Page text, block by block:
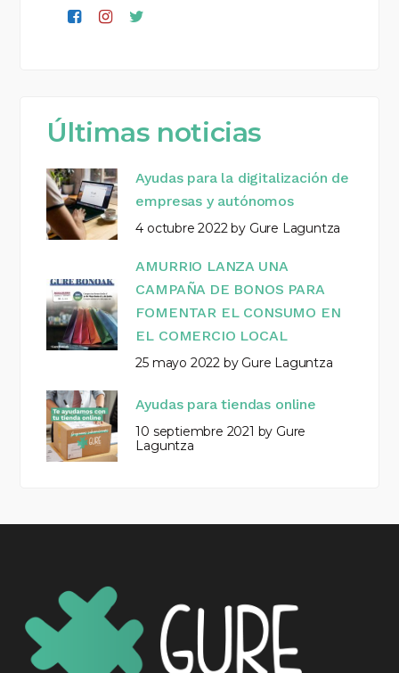
Últimas noticias
Ayudas para la digitalización de
empresas y autónomos
4 octubre 2022 by Gure Laguntza
AMURRIO LANZA UNA
CAMPAÑA DE BONOS PARA
FOMENTAR EL CONSUMO EN
EL COMERCIO LOCAL
25 mayo 2022 by Gure Laguntza
Ayudas para tiendas online
10 septiembre 2021 by Gure
Laguntza